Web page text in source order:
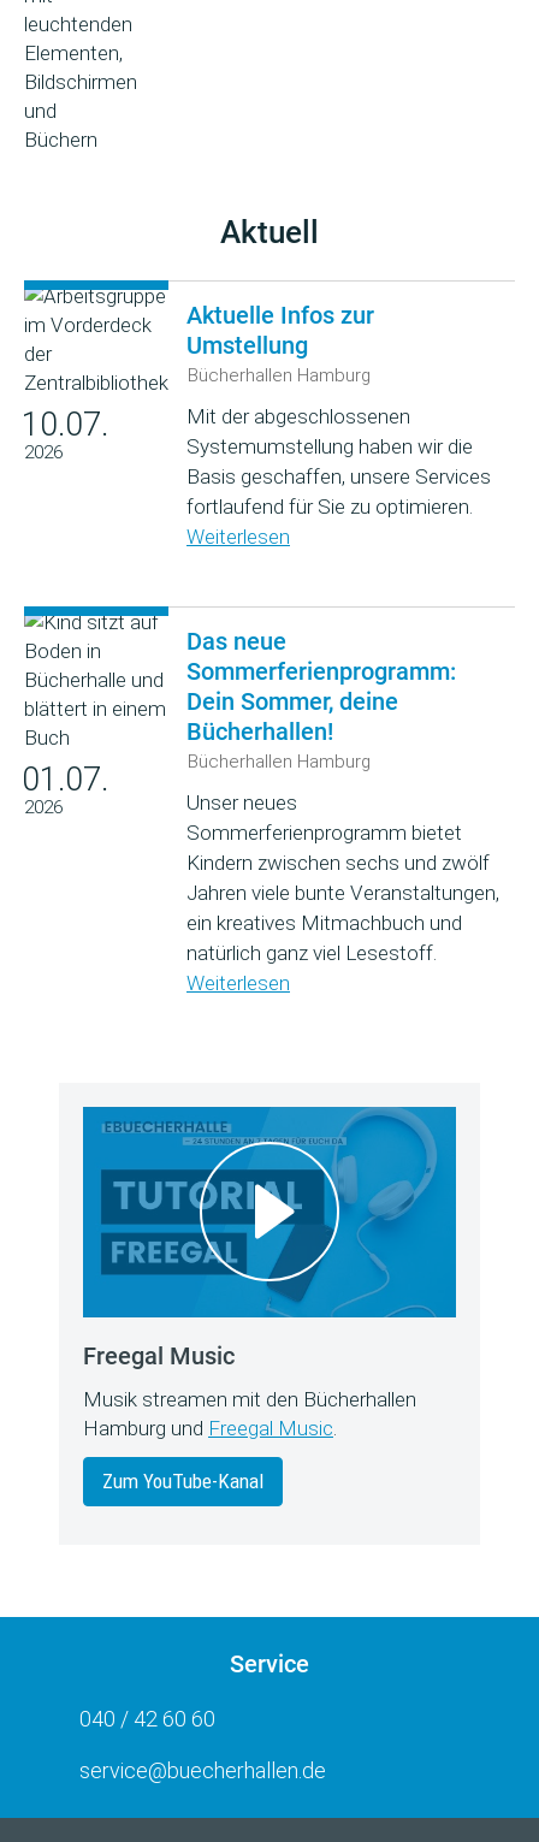
Aktuell
10.07.
2026
Aktuelle Infos zur
Umstellung
Bücherhallen Hamburg
Mit der abgeschlossenen
Systemumstellung haben wir die
Basis geschaffen, unsere Services
fortlaufend für Sie zu optimieren.
Weiterlesen
01.07.
2026
Das neue
Sommerferienprogramm:
Dein Sommer, deine
Bücherhallen!
Bücherhallen Hamburg
Unser neues
Sommerferienprogramm bietet
Kindern zwischen sechs und zwölf
Jahren viele bunte Veranstaltungen,
ein kreatives Mitmachbuch und
natürlich ganz viel Lesestoff.
Weiterlesen
Freegal Music
Musik streamen mit den Bücherhallen
Hamburg und Freegal Music
Zum YouTube-Kanal
Service
040 / 42 60 60
service@buecherhallen.de